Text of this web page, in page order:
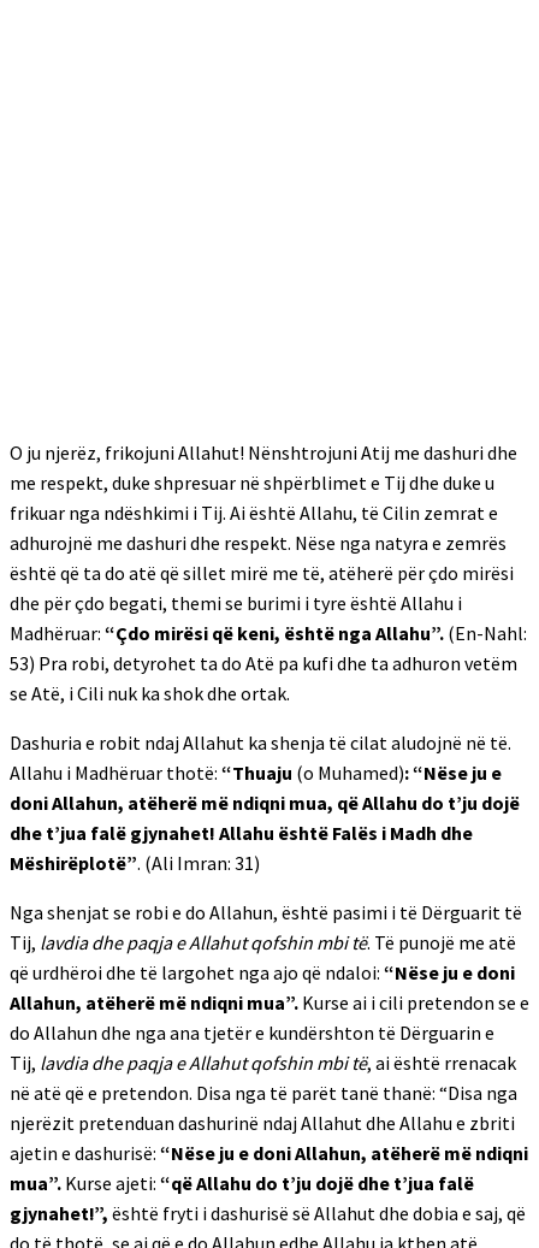
O ju njerëz, frikojuni Allahut! Nënshtrojuni Atij me dashuri dhe
me respekt, duke shpresuar në shpërblimet e Tij dhe duke u
frikuar nga ndëshkimi i Tij. Ai është Allahu, të Cilin zemrat e
adhurojnë me dashuri dhe respekt. Nëse nga natyra e zemrës
është që ta do atë që sillet mirë me të, atëherë për çdo mirësi
dhe për çdo begati, themi se burimi i tyre është Allahu i
Madhëruar: “Çdo mirësi që keni, është nga Allahu”. (En-Nahl:
53) Pra robi, detyrohet ta do Atë pa kufi dhe ta adhuron vetëm
se Atë, i Cili nuk ka shok dhe ortak.
Dashuria e robit ndaj Allahut ka shenja të cilat aludojnë në të.
Allahu i Madhëruar thotë: “Thuaju (o Muhamed): “Nëse ju e
doni Allahun, atëherë më ndiqni mua, që Allahu do t’ju dojë
dhe t’jua falë gjynahet! Allahu është Falës i Madh dhe
Mëshirëplotë”. (Ali Imran: 31)
Nga shenjat se robi e do Allahun, është pasimi i të Dërguarit të
Tij, lavdia dhe paqja e Allahut qofshin mbi të. Të punojë me atë
që urdhëroi dhe të largohet nga ajo që ndaloi: “Nëse ju e doni
Allahun, atëherë më ndiqni mua”. Kurse ai i cili pretendon se e
do Allahun dhe nga ana tjetër e kundërshton të Dërguarin e
Tij, lavdia dhe paqja e Allahut qofshin mbi të, ai është rrenacak
në atë që e pretendon. Disa nga të parët tanë thanë: “Disa nga
njerëzit pretenduan dashurinë ndaj Allahut dhe Allahu e zbriti
ajetin e dashurisë: “Nëse ju e doni Allahun, atëherë më ndiqni
mua”. Kurse ajeti: “që Allahu do t’ju dojë dhe t’jua falë
gjynahet!”, është fryti i dashurisë së Allahut dhe dobia e saj, që
do të thotë, se ai që e do Allahun edhe Allahu ia kthen atë